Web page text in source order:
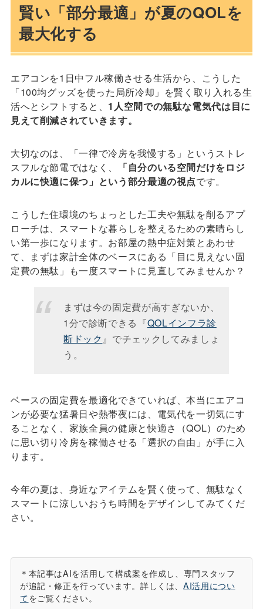
賢い「部分最適」が夏のQOLを
最大化する
エアコンを1日中フル稼働させる生活から、こうした
「100均グッズを使った局所冷却」を賢く取り入れる生
活へとシフトすると、 1人空間での無駄な電気代は目に
見えて削減されていきます。
大切なのは、「一律で冷房を我慢する」というストレ
スフルな節電ではなく、
「自分のいる空間だけをロジ
カルに快適に保つ」という部分最適の視点です。
こうした住環境のちょっとした工夫や無駄を削るアプ
ローチは、スマートな暮らしを整えるための素晴らし
い第一歩になります。お部屋の熱中症対策とあわせ
て、まずは家計全体のベースにある「目に見えない固
定費の無駄」も一度スマートに見直してみませんか？
まずは今の固定費が高すぎないか、
1分で診断できる『QOLインフラ診
断ドック』でチェックしてみましょ
う。
ベースの固定費を最適化できていれば、本当にエアコ
ンが必要な猛暑日や熱帯夜には、電気代を一切気にす
ることなく、家族全員の健康と快適さ（QOL）のため
に思い切り冷房を稼働させる「選択の自由」が手に入
ります。
今年の夏は、身近なアイテムを賢く使って、無駄なく
スマートに涼しいおうち時間をデザインしてみてくだ
さい。
＊本記事はAIを活用して構成案を作成し、専門スタッフ
が追記・修正を行っています。詳しくは、AI活用につい
てをご覧ください。